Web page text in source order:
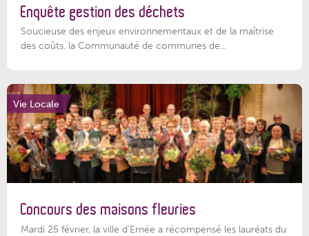
Enquête gestion des déchets
Soucieuse des enjeux environnementaux et de la maîtrise
des coûts, la Communauté de communes de...
Vie Locale
Concours des maisons fleuries
Mardi 25 février, la ville d'Ernée a récompensé les lauréats du